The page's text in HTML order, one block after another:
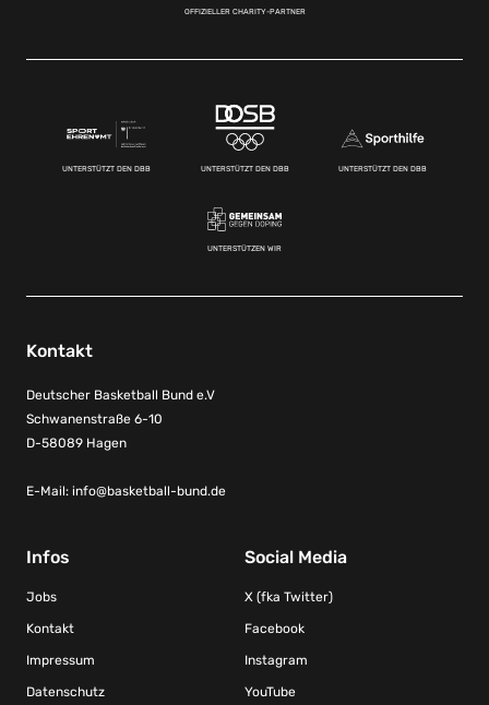
OFFIZIELLER CHARITY-PARTNER
UNTERSTÜTZT DEN DBB UNTERSTÜTZT DEN DBB UNTERSTÜTZT DEN DBB
UNTERSTÜTZEN WIR
Kontakt
Deutscher Basketball Bund e.V
Schwanenstraße 6-10
D-58089 Hagen
E-Mail: info@basketball-bund.de
Infos
Jobs
Kontakt
Impressum
Datenschutz
Social Media
X (fka Twitter)
Facebook
Instagram
YouTube